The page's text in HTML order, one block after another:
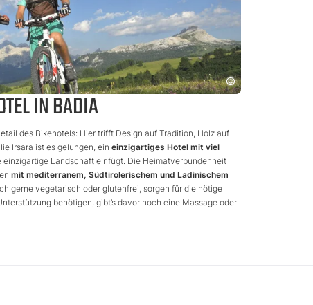
IN BADIA
des Bikehotels: Hier trifft Design auf Tradition, Holz auf
Irsara ist es gelungen, ein einzigartiges Hotel mit viel
einzigartige Landschaft einfügt. Die Heimatverbundenheit
mit mediterranem, Südtirolerischem und Ladinischem
gerne vegetarisch oder glutenfrei, sorgen für die nötige
benötigen, gibt’s davor noch eine Massage oder